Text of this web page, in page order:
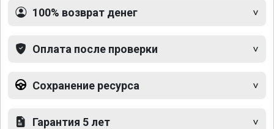
100% возврат денег
Оплата после проверки
Сохранение ресурса
Гарантия 5 лет